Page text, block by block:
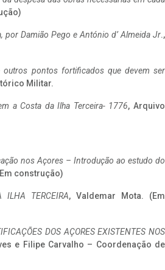
por Damião Pego e António d’ Almeida Jr.,
outros pontos fortificados que devem ser
Militar.
a Costa da Ilha Terceira- 1776, Arquivo
nos Açores – Introdução ao estudo do
construção)
ILHA TERCEIRA, Valdemar Mota. (Em
DOS AÇORES EXISTENTES NOS
e Filipe Carvalho – Coordenação de